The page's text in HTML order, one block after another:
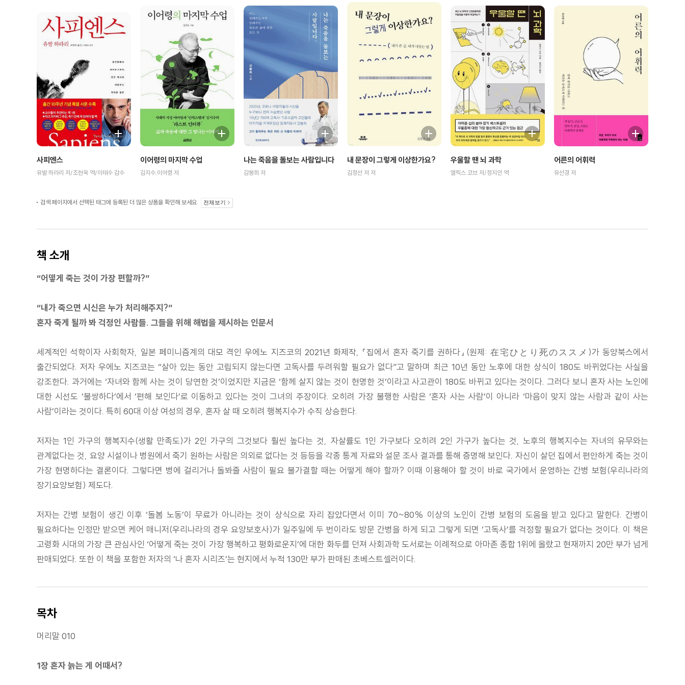
사피엔스
유발 하라리 저/조현욱 역/이태수 감수
이어령의 마지막 수업
김지수,이어령 저
나는 죽음을 돌보는 사람입니다
감봉희 저
내 문장이 그렇게 이상한가요?
김정선 저 저
우울할 땐 뇌 과학
앨릭스 코브 저/정지인 역
어른의 어휘력
유선경 저
검색 페이지에서 선택된 태그에 등록된 더 많은 상품을 확인해 보세요. 전체보기
책 소개
“어떻게 죽는 것이 가장 편할까?”
“내가 죽으면 시신은 누가 처리해주지?”
혼자 죽게 될까 봐 걱정인 사람들. 그들을 위해 해법을 제시하는 인문서
세계적인 석학이자 사회학자, 일본 페미니즘계의 대모 격인 우에노 지즈코의 2021년 화제작, 『집에서 혼자 죽기를 권하다』(원제: 在宅ひとり死のススメ)가 동양북스에서
출간되었다. 저자 우에노 지즈코는 “살아 있는 동안 고립되지 않는다면 고독사를 두려워할 필요가 없다”고 말하며 최근 10년 동안 노후에 대한 상식이 180도 바뀌었다는 사실을
강조한다. 과거에는 ‘자녀와 함께 사는 것이 당연한 것’이었지만 지금은 ‘함께 살지 않는 것이 현명한 것’이라고 사고관이 180도 바뀌고 있다는 것이다. 그러다 보니 혼자 사는 노인에
대한 시선도 ‘불쌍하다’에서 ‘편해 보인다’로 이동하고 있다는 것이 그녀의 주장이다. 오히려 가장 불행한 사람은 ‘혼자 사는 사람’이 아니라 ‘마음이 맞지 않는 사람과 같이 사는
사람’이라는 것이다. 특히 60대 이상 여성의 경우, 혼자 살 때 오히려 행복지수가 수직 상승한다.
저자는 1인 가구의 행복지수(생활 만족도)가 2인 가구의 그것보다 훨씬 높다는 것, 자살률도 1인 가구보다 오히려 2인 가구가 높다는 것, 노후의 행복지수는 자녀의 유무와는
관계없다는 것, 요양 시설이나 병원에서 죽기 원하는 사람은 의외로 없다는 것 등등을 각종 통계 자료와 설문 조사 결과를 통해 증명해 보인다. 자신이 살던 집에서 편안하게 죽는 것이
가장 현명하다는 결론이다. 그렇다면 병에 걸리거나 돌봐줄 사람이 필요 불가결할 때는 어떻게 해야 할까? 이때 이용해야 할 것이 바로 국가에서 운영하는 간병 보험(우리나라의
장기요양보험) 제도다.
저자는 간병 보험이 생긴 이후 ‘돌봄 노동’이 무료가 아니라는 것이 상식으로 자리 잡았다면서 이미 70~80% 이상의 노인이 간병 보험의 도움을 받고 있다고 말한다. 간병이
필요하다는 인정만 받으면 케어 매니저(우리나라의 경우 요양보호사)가 일주일에 두 번이라도 방문 간병을 하게 되고 그렇게 되면 ‘고독사’를 걱정할 필요가 없다는 것이다. 이 책은
고령화 시대의 가장 큰 관심사인 ‘어떻게 죽는 것이 가장 행복하고 평화로운지’에 대한 화두를 던져 사회과학 도서로는 이례적으로 아마존 종합 1위에 올랐고 현재까지 20만 부가 넘게
판매되었다. 또한 이 책을 포함한 저자의 ‘나 혼자 시리즈’는 현지에서 누적 130만 부가 판매된 초베스트셀러이다.
목차
머리말 010
1장 혼자 늙는 게 어때서?